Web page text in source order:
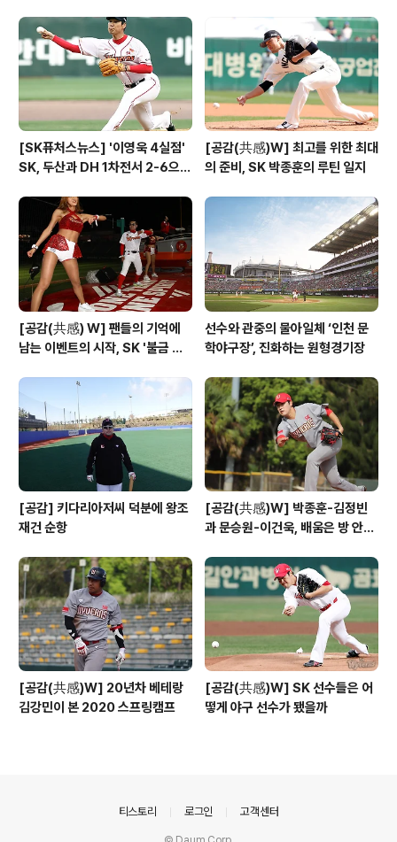
[SK퓨처스뉴스] '이영욱 4실점'
SK, 두산과 DH 1차전서 2-6으로
[공감(共感)W] 최고를 위한 최대
의 준비, SK 박종훈의 루틴 일지
[공감(共感) W] 팬들의 기억에
남는 이벤트의 시작, SK '불금 데
선수와 관중의 물아일체 ‘인천 문
학야구장’, 진화하는 원형경기장
[공감] 키다리아저씨 덕분에 왕조
재건 순항
[공감(共感)W] 박종훈-김정빈
과 문승원-이건욱, 배움은 방 안에
[공감(共感)W] 20년차 베테랑
김강민이 본 2020 스프링캠프
[공감(共感)W] SK 선수들은 어
떻게 야구 선수가 됐을까
티스토리 로그인 고객센터